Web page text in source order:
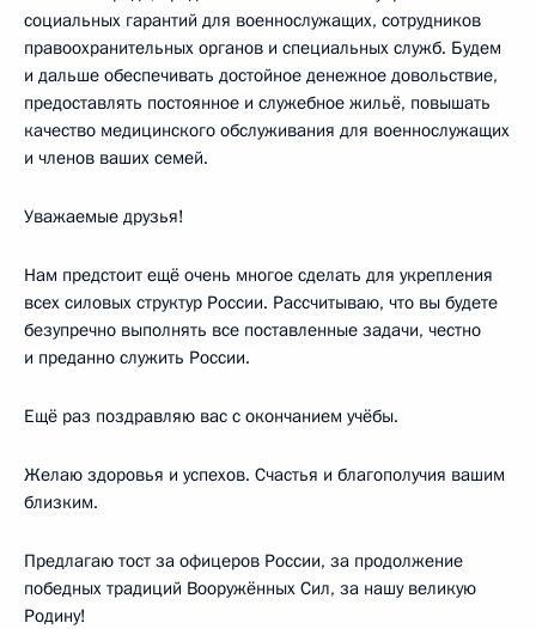
социальных гарантий для военнослужащих, сотрудников
правоохранительных органов и специальных служб. Будем
и дальше обеспечивать достойное денежное довольствие,
предоставлять постоянное и служебное жильё, повышать
качество медицинского обслуживания для военнослужащих
и членов ваших семей.
Уважаемые друзья!
Нам предстоит ещё очень многое сделать для укрепления
всех силовых структур России. Рассчитываю, что вы будете
безупречно выполнять все поставленные задачи, честно
и преданно служить России.
Ещё раз поздравляю вас с окончанием учёбы.
Желаю здоровья и успехов. Счастья и благополучия вашим
близким.
Предлагаю тост за офицеров России, за продолжение
победных традиций Вооружённых Сил, за нашу великую
Родину!